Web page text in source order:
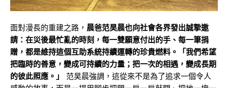
面對漫長的重建之路， 晨爸范昊晨也向社會各界發出誠摯邀
請：在災後最忙亂的時刻，每一雙願意付出的手、每一筆捐
贈，都是維持這個互助系統持續運轉的珍貴燃料。「我們希望
把臨時的善意，變成可持續的力量；把一次的相遇，變成長期
的彼此照應。」
范昊晨強調，這從來不是為了追求一個令人